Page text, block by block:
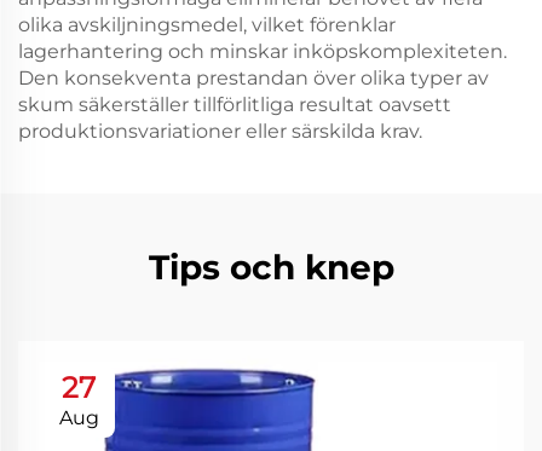
olika avskiljningsmedel, vilket förenklar
lagerhantering och minskar inköpskomplexiteten.
Den konsekventa prestandan över olika typer av
skum säkerställer tillförlitliga resultat oavsett
produktionsvariationer eller särskilda krav.
Tips och knep
27
Aug